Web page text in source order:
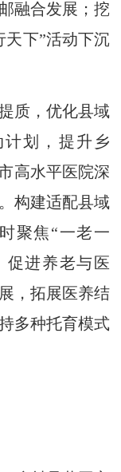
融合发展；挖
天下”活动下沉
质，优化县域
划，提升乡
高水平医院深
构建适配县域
聚焦“一老一
促进养老与医
，拓展医养结
多种托育模式